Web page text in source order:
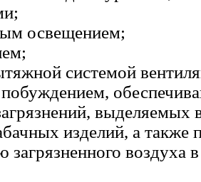
освещением;
системой
выделяемых
изделий, а также
загрязненного воздуха